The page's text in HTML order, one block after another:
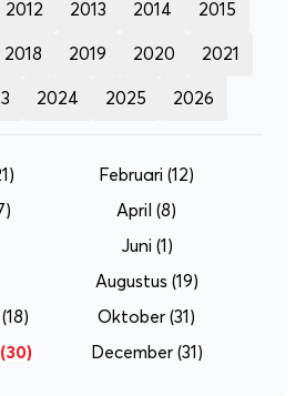
2012 2013 2014 2015
2018 2019 2020 2021
2024 2025 2026
Februari (12)
April (8)
Juni (1)
Augustus (19)
(18) Oktober (31)
(30) December (31)